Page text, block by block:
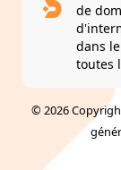
de
dans
toutes
© 2026